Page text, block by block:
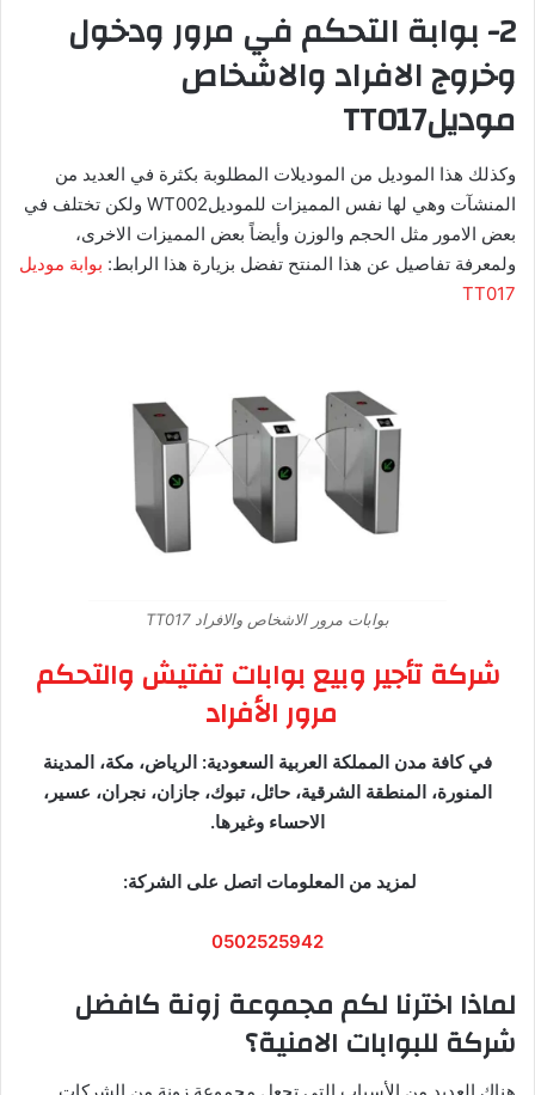
2- بوابة التحكم في مرور ودخول
وخروج الافراد والاشخاص
موديلTT017
وكذلك هذا الموديل من الموديلات المطلوبة بكثرة في العديد من
المنشآت وهي لها نفس المميزات للموديلWT002 ولكن تختلف في
بعض الامور مثل الحجم والوزن وأيضاً بعض المميزات الاخرى،
ولمعرفة تفاصيل عن هذا المنتح تفضل بزيارة هذا الرابط: بوابة موديل
TT017
بوابات مرور الاشخاص والافراد TT017
شركة تأجير وبيع بوابات تفتيش والتحكم
مرور الأفراد
في كافة مدن المملكة العربية السعودية: الرياض، مكة، المدينة
المنورة، المنطقة الشرقية، حائل، تبوك، جازان، نجران، عسير،
الاحساء وغيرها.
لمزيد من المعلومات اتصل على الشركة:
0502525942
لماذا اخترنا لكم مجموعة زونة كافضل
شركة للبوابات الامنية؟